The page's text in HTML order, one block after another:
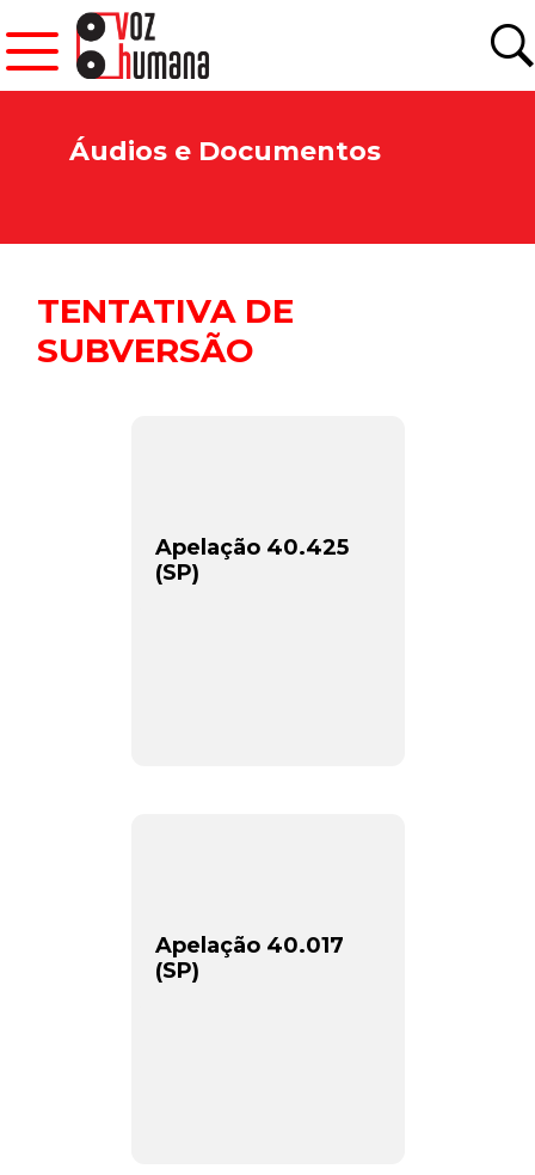
Áudios e Documentos
TENTATIVA DE
SUBVERSÃO
Apelação 40.425
(SP)
Apelação 40.017
(SP)
Desenvolvido por SendPulse